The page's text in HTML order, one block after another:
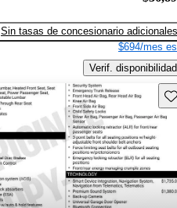
Sin tasas de concesionario adicionales
$694/mes
Verif. disponibilidad